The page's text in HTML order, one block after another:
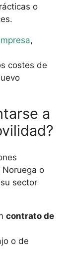
o
,
costes de
a
o
sector
contrato de
o de